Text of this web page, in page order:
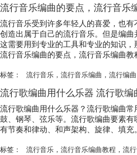
流行音乐编曲的要点， 流行音乐
流行音乐受到许多年轻人的喜爱，也有
创造出属于自己的流行音乐。但是编曲
这需要用到专业的工具和专业的知识
流行音乐编曲的要点， 流行音乐编曲教
标签： 流行音乐， 流行音乐编曲 ， 流行编曲
流行歌编曲用什么乐器 流行歌编
流行歌编曲用什么乐器？流行歌编曲
鼓、钢琴、弦乐等。流行歌编曲要素有
有节奏和律动、和声架构、旋律、填充
标签： 流行音乐， 流行音乐编曲教程 ， 流